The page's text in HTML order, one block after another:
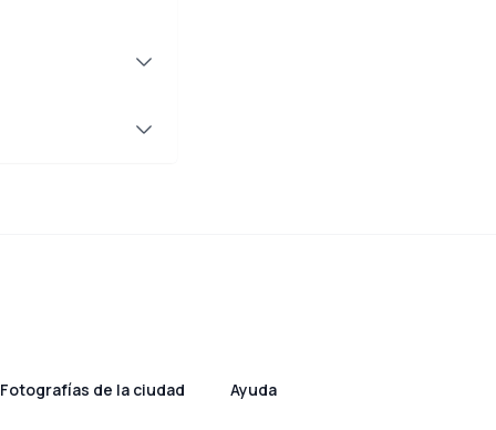
Fotografías de la ciudad Ayuda